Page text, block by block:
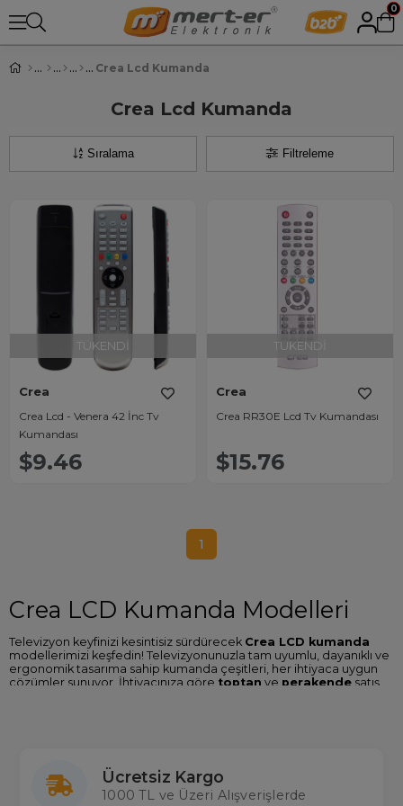
0
Crea Lcd Kumanda
Crea Lcd Kumanda
Filtreleme
Sıralama
TÜKENDI
Crea
Crea Lcd - Venera 42 İnc Tv
Kumandası
$9.46
TÜKENDI
Crea
Crea RR30E Lcd Tv Kumandası
$15.76
1
Crea LCD Kumanda Modelleri
Televizyon keyfinizi kesintisiz sürdürecek Crea LCD kumanda
modellerimizi keşfedin! Televizyonunuzla tam uyumlu, dayanıklı ve
ergonomik tasarıma sahip kumanda çeşitleri, her ihtiyaca uygun
çözümler sunuyor. İhtiyacınıza göre toptan ve perakende satış
uyum sağlar.
Dayanıklı Malzeme: Uzun ömürlü kullanım için kaliteli
tasarım.
Ücretsiz Kargo
1000 TL ve Üzeri Alışverişlerde